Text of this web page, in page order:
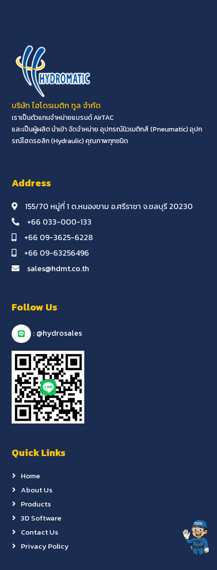
บริษัท ไฮโดรเมติก ทูล จำกัด
เราเป็นตัวแทนจำหน่ายแบรนด์ AirTAC
และเป็นผู้ผลิต นำเข้า จัดจำหน่าย อุปกรณ์นิวเมติกส์ (Pneumatic) อุปก
รณ์ไฮดรอลิก (Hydraulic) คุณภาพทุกชนิด
Address
155/70 หมู่ที่ 1 ต.หนองขาม อ.ศรีราชา จ.ชลบุรี 20230
+66 033-000-133
+66 09-3625-6228
+66 09-63256496
sales@hdmt.co.th
Follow Us
: @hydrosales
Quick Links
Home
About Us
Products
3D Software
Contact Us
Privacy Policy